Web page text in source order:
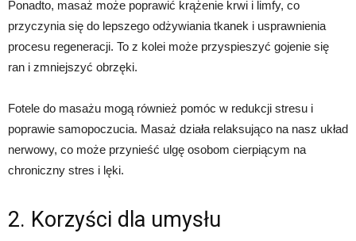
Ponadto, masaż może poprawić krążenie krwi i limfy, co
przyczynia się do lepszego odżywiania tkanek i usprawnienia
procesu regeneracji. To z kolei może przyspieszyć gojenie się
ran i zmniejszyć obrzęki.
Fotele do masażu mogą również pomóc w redukcji stresu i
poprawie samopoczucia. Masaż działa relaksująco na nasz układ
nerwowy, co może przynieść ulgę osobom cierpiącym na
chroniczny stres i lęki.
2. Korzyści dla umysłu